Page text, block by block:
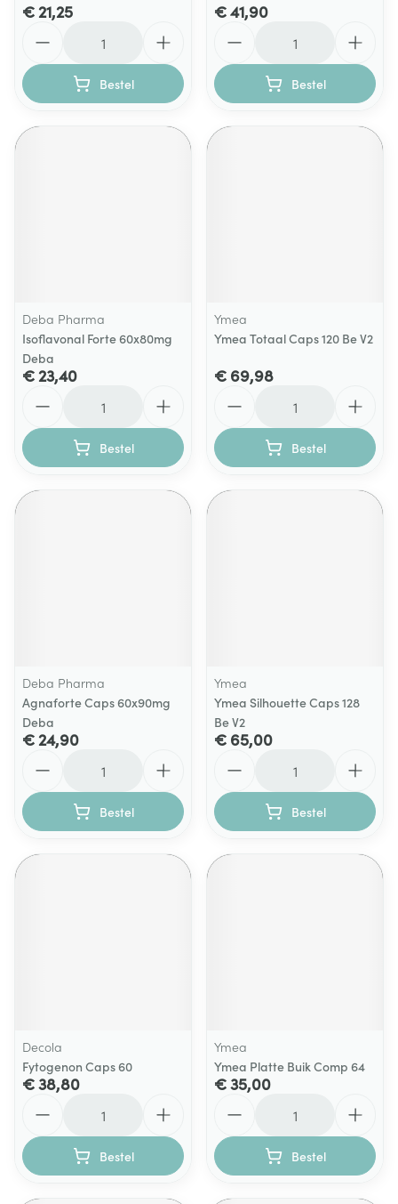
€ 21,25
Bestel
€ 41,90
Bestel
Deba Pharma
Isoflavonal Forte 60x80mg
Deba
€ 23,40
Bestel
Ymea
Ymea Totaal Caps 120 Be V2
€ 69,98
Bestel
Deba Pharma
Agnaforte Caps 60x90mg
Deba
€ 24,90
Bestel
Ymea
Ymea Silhouette Caps 128
Be V2
€ 65,00
Bestel
Decola
Fytogenon Caps 60
€ 38,80
Bestel
Ymea
Ymea Platte Buik Comp 64
€ 35,00
Bestel